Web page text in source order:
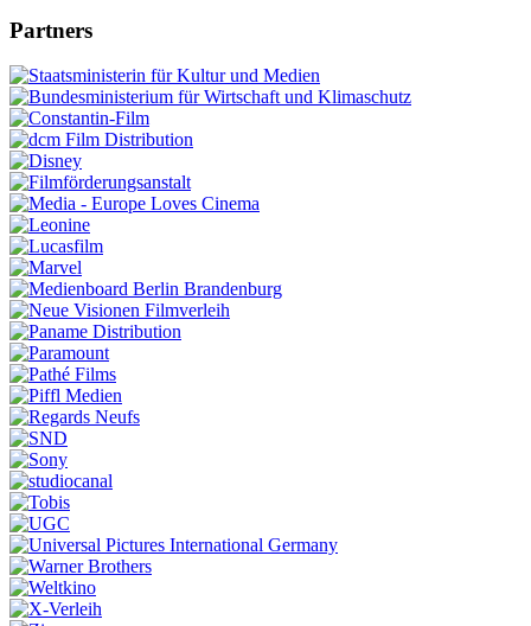
Partners